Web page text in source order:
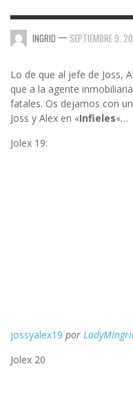
INGRID — SEPTIEMBRE 9,
Lo de que al jefe de Joss,
que a la agente
fatales. Os dejamos con
Joss y Alex en «Infieles«…
Jolex 19:
jossyalex19 por
Jolex 20